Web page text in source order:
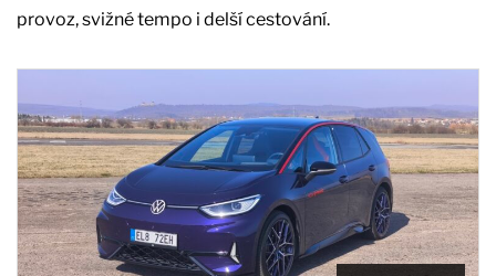
provoz, svižné tempo i delší cestování.